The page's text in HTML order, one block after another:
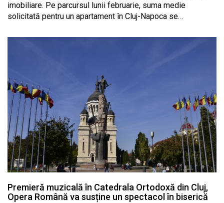
imobiliare. Pe parcursul lunii februarie, suma medie
solicitată pentru un apartament în Cluj-Napoca se…
Premieră muzicală în Catedrala Ortodoxă din Cluj,
Opera Română va susține un spectacol în biserică